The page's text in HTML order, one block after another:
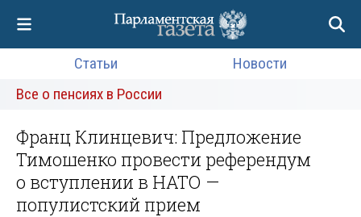
Статьи
Новости
Все о пенсиях в России
Франц Клинцевич: Предложение
Тимошенко провести референдум
о вступлении в НАТО —
популистский прием